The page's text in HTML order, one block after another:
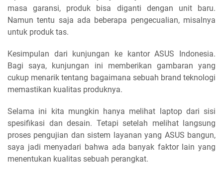
masa garansi, produk bisa diganti dengan unit baru.
Namun tentu saja ada beberapa pengecualian, misalnya
untuk produk tas.
Kesimpulan dari kunjungan ke kantor ASUS Indonesia.
Bagi saya, kunjungan ini memberikan gambaran yang
cukup menarik tentang bagaimana sebuah brand teknologi
memastikan kualitas produknya.
Selama ini kita mungkin hanya melihat laptop dari sisi
spesifikasi dan desain. Tetapi setelah melihat langsung
proses pengujian dan sistem layanan yang ASUS bangun,
saya jadi menyadari bahwa ada banyak faktor lain yang
menentukan kualitas sebuah perangkat.